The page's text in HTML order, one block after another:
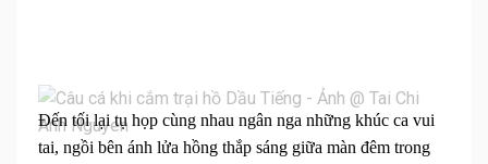
Đến tối lại tụ họp cùng nhau ngân nga những khúc ca vui
tai, ngồi bên ánh lửa hồng thắp sáng giữa màn đêm trong